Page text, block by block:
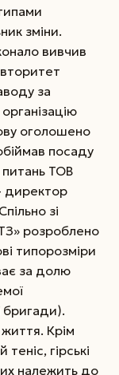
зміни.
вивчив
за
оголошено
посаду
питань ТОВ
директор
зі
розроблено
типорозміри
за долю
бригади).
Крім
гірські
належить до